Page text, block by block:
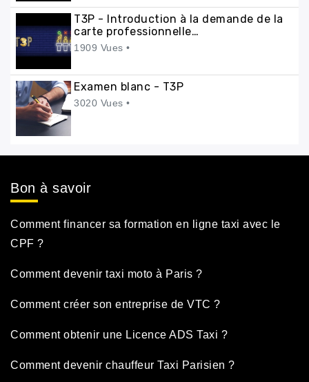
T3P - Introduction à la demande de la
carte professionnelle
(TAXI,VTC,VMDTR)
1909 Vues •
Examen blanc - T3P
3020 Vues •
Bon à savoir
Comment financer sa formation en ligne taxi avec le
CPF ?
Comment devenir taxi moto à Paris ?
Comment créer son entreprise de VTC ?
Comment obtenir une Licence ADS Taxi ?
Comment devenir chauffeur Taxi Parisien ?